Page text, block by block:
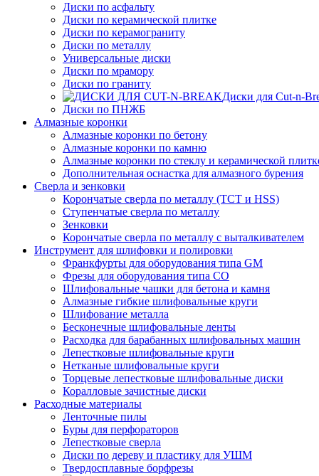
Диски по асфальту
Диски по керамической плитке
Диски по керамограниту
Диски по металлу
Универсальные диски
Диски по мрамору
Диски по граниту
Диски для Cut-n-
Диски по ПНЖБ
Алмазные коронки
Алмазные коронки по бетону
Алмазные коронки по камню
Алмазные коронки по стеклу и керамической
Дополнительная оснастка для алмазного бурения
Сверла и зенковки
Корончатые сверла по металлу (TCT и HSS)
Ступенчатые сверла по металлу
Зенковки
Корончатые сверла по металлу c выталкивателем
Инструмент для шлифовки и полировки
Франкфурты для оборудования типа GM
Фрезы для оборудования типа СО
Шлифовальные чашки для бетона и камня
Алмазные гибкие шлифовальные круги
Шлифование металла
Бесконечные шлифовальные ленты
Расходка для барабанных шлифовальных машин
Лепестковые шлифовальные круги
Нетканые шлифовальные круги
Торцевые лепестковые шлифовальные диски
Коралловые зачистные диски
Расходные материалы
Ленточные пилы
Буры для перфораторов
Лепестковые сверла
Диски по дереву и пластику для УШМ
Твердосплавные борфрезы